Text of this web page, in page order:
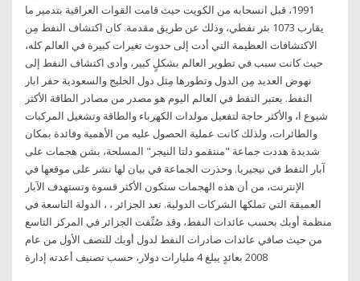
1991، قبل انسحابه من الكويت حيث قامت القوات العراقية بتدمير ما
يقارب 1073 بئر نفطي، وذلك عن طريق مقدمة. كان اكتشاف النفط مِن
الاكتشافات العظيمة التي أدت إلى حدوث تغيرات كبيرة في العالم كله،
حيث كانت سبب في تطوير العالم بشكلٍ كبير، وأدى اكتشاف النفط إلى
نهوض العديد مِن الدول وتطورها مِثل دول الخليج والسعودية حفر ابار
النفط. يعتبر النفط في العالم اليوم هو مصدر من مصادر الطاقة الأكثر
شيوع ا، والأكثر حاجة لتفعيل مولدات الكهرباء والطاقة وتشغيل المركبات
والطائرات، ولذلك كانت عملية الحصول عليه من الأهمية وفائدة بمكان
شديدة هددت جماعة "منتقمو دلتا النيجر" المسلحة، بشن هجمات على
آبار النفط في نيجيريا. وحذرت الجماعة في بيان لها نشر على موقعها في
الإنترنت، من أن هذه الهجمات ستكون الأكثر قسوة وتستهدف الآبار
العميقة التي تملكها الشركات الدولية. تعد الجزائر ، ، الدولة التاسعة في
منظمة أوبك بحسب عائدات النفط، وقد صُنِّفت الجزائر في المركز التاسع
من حيث صافي عائدات صادرات النفط لدول أوبك للنصف الأول من عام
2008 بعائدٍ يبلغ 4 مليارات دولار، حسب تصنيف أعدته إدارة